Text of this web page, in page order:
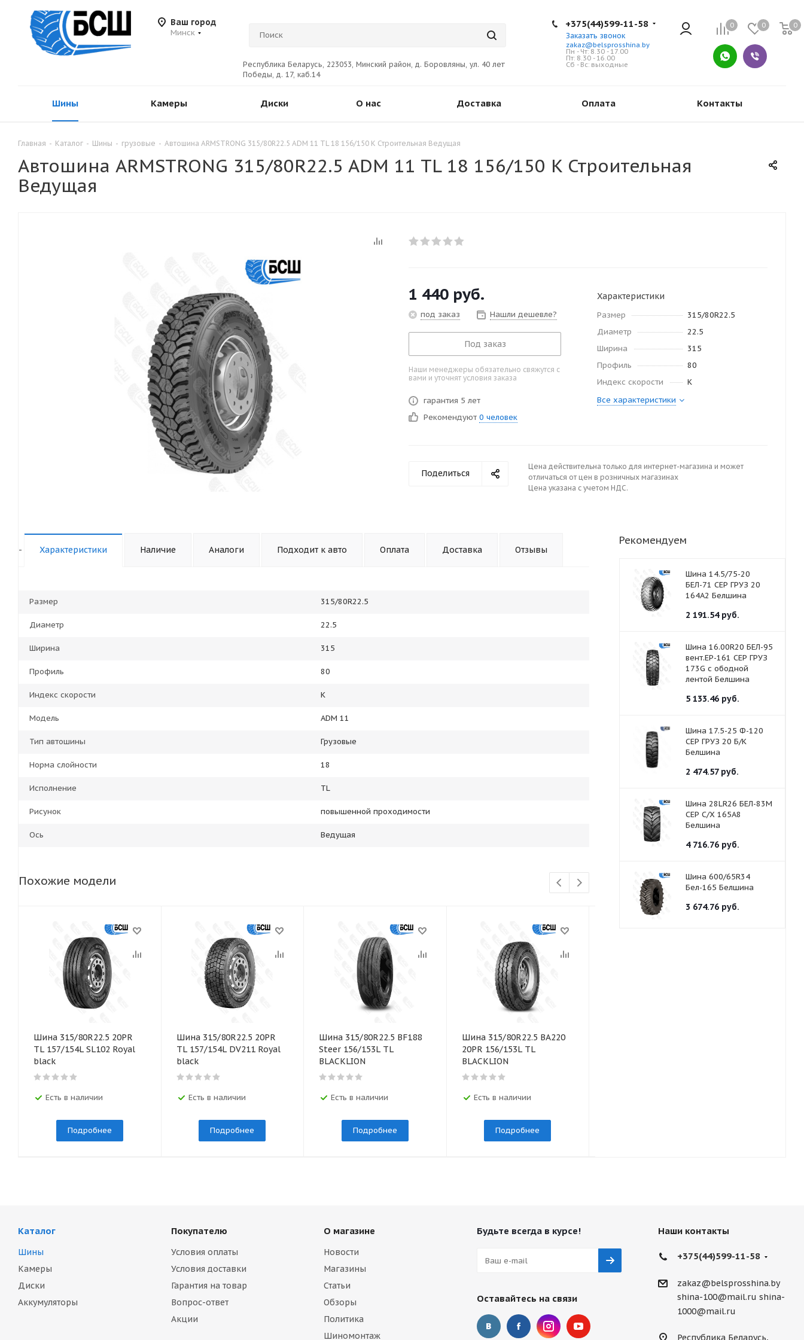
Ваш город
Минск
Республика Беларусь, 223053, Минский район, д. Боровляны, ул. 40 лет
Победы, д. 17, каб.14
0 0 0
+375(44)599-11-58
Заказать звонок
zakaz@belsprosshina.by
Пн - Чт: 8.30 - 17.00
Пт: 8.30 - 16.00
Сб - Вс: выходные
Шины Камеры Диски О нас Доставка Оплата Контакты
Главная - Каталог - Шины - грузовые - Автошина ARMSTRONG 315/80R22.5 ADM 11 TL 18 156/150 K Строительная Ведущая
Автошина ARMSTRONG 315/80R22.5 ADM 11 TL 18 156/150 K Строительная
Ведущая
1 440 руб.
под заказ Нашли дешевле?
Под заказ
Наши менеджеры обязательно свяжутся с
вами и уточнят условия заказа
гарантия 5 лет
Рекомендуют 0 человек
Характеристики
Размер
315/80R22.5
Диаметр
22.5
Ширина
315
Профиль
80
Индекс скорости
K
Все характеристики
Поделиться
Цена действительна только для интернет-магазина и может
отличаться от цен в розничных магазинах
Цена указана с учетом НДС.
- Характеристики Наличие Аналоги Подходит к авто Оплата Доставка Отзывы
Размер 315/80R22.5
Диаметр 22.5
Ширина 315
Профиль 80
Индекс скорости K
Модель ADM 11
Тип автошины Грузовые
Норма слойности 18
Исполнение TL
Рисунок повышенной проходимости
Ось Ведущая
Похожие модели
Шина 315/80R22.5 20PR
TL 157/154L SL102 Royal
black
Есть в наличии
Подробнее
Шина 315/80R22.5 20PR
TL 157/154L DV211 Royal
black
Есть в наличии
Подробнее
Шина 315/80R22.5 BF188
Steer 156/153L TL
BLACKLION
Есть в наличии
Подробнее
Шина 315/80R22.5 BA220
20PR 156/153L TL
BLACKLION
Есть в наличии
Подробнее
Рекомендуем
Шина 14.5/75-20
БЕЛ-71 СЕР ГРУЗ 20
164А2 Белшина
2 191.54руб.
Шина 16.00R20 БЕЛ-95
вент.ЕР-161 СЕР ГРУЗ
173G с ободной
лентой Белшина
5 133.46 руб.
Шина 17.5-25 Ф-120
СЕР ГРУЗ 20 Б/К
Белшина
2 474.57руб.
Шина 28LR26 БЕЛ-83М
СЕР С/Х 165A8
Белшина
4 716.76 руб.
Шина 600/65R34
Бел-165 Белшина
3 674.76 руб.
Каталог
Шины
Камеры
Диски
Аккумуляторы
Покупателю
Условия оплаты
Условия доставки
Гарантия на товар
Вопрос-ответ
Акции
О магазине
Новости
Магазины
Статьи
Обзоры
Политика
Шиномонтаж
Будьте всегда в курсе!
Оставайтесь на связи
Наши контакты
+375(44)599-11-58
zakaz@belsprosshina.by
shina-100@mail.ru shina-
1000@mail.ru
Республика Беларусь,